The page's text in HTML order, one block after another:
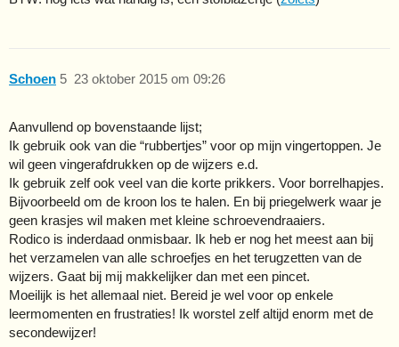
Schoen 23 oktober 2015 om 09:26
5
Aanvullend op bovenstaande lijst;
Ik gebruik ook van die “rubbertjes” voor op mijn vingertoppen. Je
wil geen vingerafdrukken op de wijzers e.d.
Ik gebruik zelf ook veel van die korte prikkers. Voor borrelhapjes.
Bijvoorbeeld om de kroon los te halen. En bij priegelwerk waar je
geen krasjes wil maken met kleine schroevendraaiers.
Rodico is inderdaad onmisbaar. Ik heb er nog het meest aan bij
het verzamelen van alle schroefjes en het terugzetten van de
wijzers. Gaat bij mij makkelijker dan met een pincet.
Moeilijk is het allemaal niet. Bereid je wel voor op enkele
leermomenten en frustraties! Ik worstel zelf altijd enorm met de
secondewijzer!